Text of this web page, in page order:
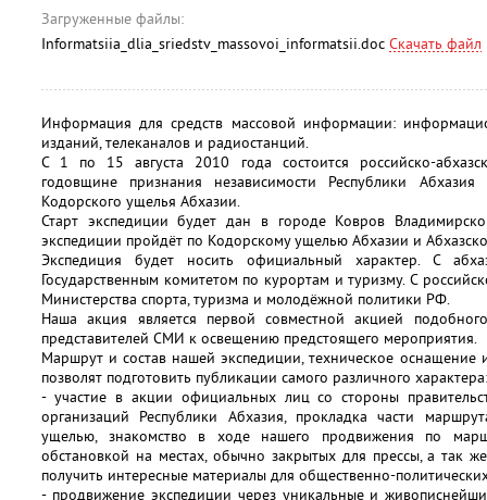
Загруженные файлы:
Informatsiia_dlia_sriedstv_massovoi_informatsii.doc Скачать файл
Информация для средств массовой информации:
изданий, телеканалов и радиостанций.
С 1 по 15 августа 2010 года состоится российско-
годовщине признания независимости Республики
Кодорского ущелья Абхазии.
Старт экспедиции будет дан в городе Ковров
экспедиции пройдёт по Кодорскому ущелью Абхазии и
Экспедиция будет носить официальный характер. С
Государственным комитетом по курортам и туризму. С
Министерства спорта, туризма и молодёжной политики РФ.
Наша акция является первой совместной акцией
представителей СМИ к освещению предстоящего мероприятия.
Маршрут и состав нашей экспедиции, техническое
позволят подготовить публикации самого различного характера:
- участие в акции официальных лиц со стороны
организаций Республики Абхазия, прокладка части
ущелью, знакомство в ходе нашего продвижения по
обстановкой на местах, обычно закрытых для прессы, а так
получить интересные материалы для общественно-
- продвижение экспедиции через уникальные и